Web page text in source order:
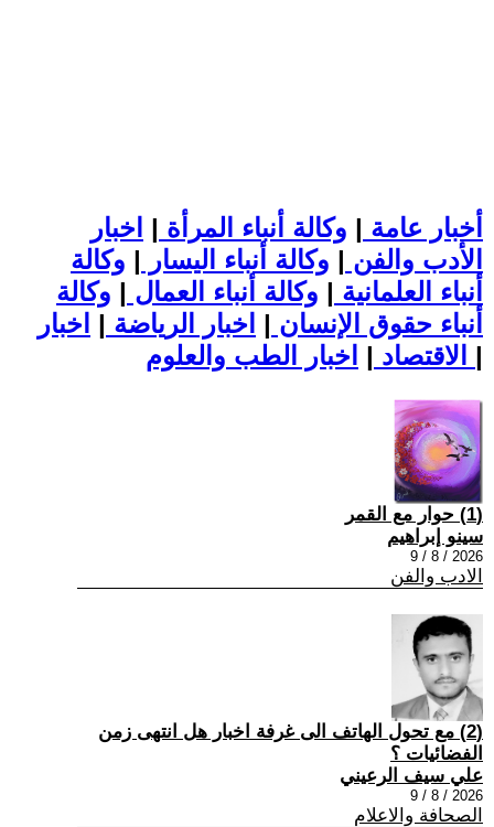
أخبار عامة | وكالة أنباء المرأة | اخبار
الأدب والفن | وكالة أنباء اليسار | وكالة
أنباء العلمانية | وكالة أنباء العمال | وكالة
أنباء حقوق الإنسان | اخبار الرياضة | اخبار
الاقتصاد | |
(1) حوار مع القمر
سينو إبراهيم
2026 / 8 / 9
الادب والفن
(2) مع تحول الهاتف الى غرفة اخبار هل انتهى زمن
الفضائيات ؟
علي سيف الرعيني
2026 / 8 / 9
الصحافة والاعلام